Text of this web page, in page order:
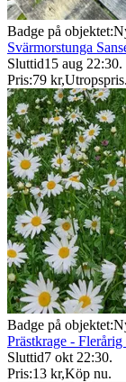
Badge på objektet:
Svärmorstunga
Sluttid15 aug 22:30.
Pris:79 kr,Utropspris.
Badge på objektet:
Prästkrage -
Sluttid7 okt 22:30.
Pris:13 kr,Köp nu.